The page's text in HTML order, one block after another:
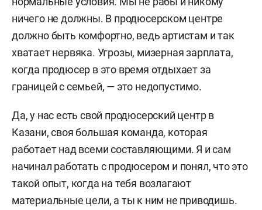
ничего не должны. В продюсерском центре
должно быть комфортно, ведь артистам и так
хватает нервяка. Угрозы, мизерная зарплата,
когда продюсер в это время отдыхает за
границей с семьей, — это недопустимо.
Да, у нас есть свой продюсерский центр в
Казани, своя большая команда, которая
работает над всеми составляющими. Я и сам
начинал работать с продюсером и понял, что это
такой опыт, когда на тебя возлагают
материальные цели, а ты к ним не приводишь.